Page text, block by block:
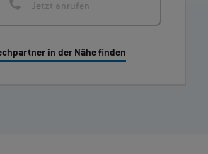
Jetzt anrufen
in der Nähe finden